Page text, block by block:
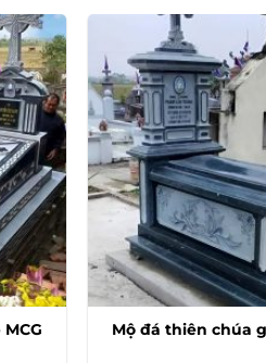
Mộ đá thiên chúa